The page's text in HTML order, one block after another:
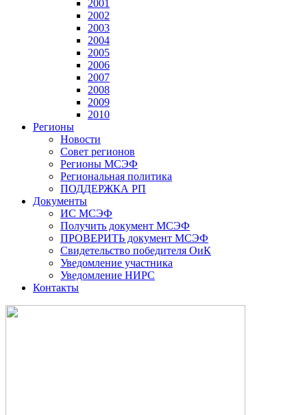
2001
2002
2003
2004
2005
2006
2007
2008
2009
2010
Регионы
Новости
Совет регионов
Регионы МСЭФ
Региональная политика
ПОДДЕРЖКА РП
Документы
ИС МСЭФ
Получить документ МСЭФ
ПРОВЕРИТЬ документ МСЭФ
Свидетельство победителя ОиК
Уведомление участника
Уведомление НИРС
Контакты